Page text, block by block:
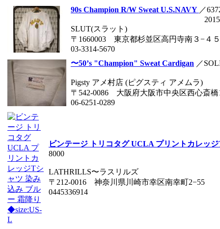
90s Champion R/W Sweat U.S.NAVY ／
SLUT(スラット)
〒1660003 東京都杉並区高円寺南３−４
03-3314-5670
〜50’s "Champion" Sweat Cardigan ／
Pigsty アメ村店 (ピグスティ アメムラ)
〒542-0086 大阪府大阪市中央区西心斎橋
06-6251-0289
ビンテージ トリコタグ UCLA プリントカレッ
8000
LATHRILLS〜ラスリルズ
〒212-0016 神奈川県川崎市幸区南幸町2−55
0445336914